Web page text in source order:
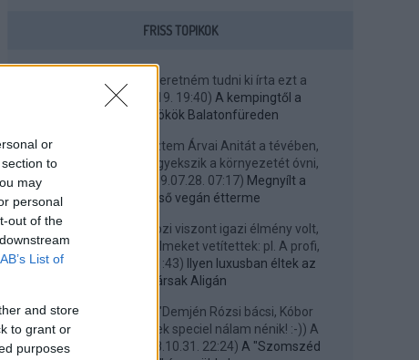
or
to
may
personal
out of the
List of
and store
to grant or
purposes
FRISS TOPIKOK
Szeretném tudni ki írta ezt a
2021.01.19. 19:40) A kempingtől a
Helkáig: ügynökök Balatonfüreden
IsisOsiris:
Most néztem Árvai Anitát a tévében,
aki elmondta, hogy igyekszik a környezetét óvni,
2019.07.28. 07:17) Megnyílt a
Balaton első vegán étterme
SA45528:
...a kertmozi viszont igazi élmény volt,
mert premier előtti filmeket vetítettek: pl. A profi,
48 ...
2019.04.21. 21:43)
Ilyen luxusban éltek az
elvtársak Aligán
geegee:
@funfun: "Demjén Rózsi bácsi, Kóbor
János bácsi," Na, ezek speciel nálam nénik! :-)) A
Demjén még ...
2018.10.31. 22:24) A "Szomszéd